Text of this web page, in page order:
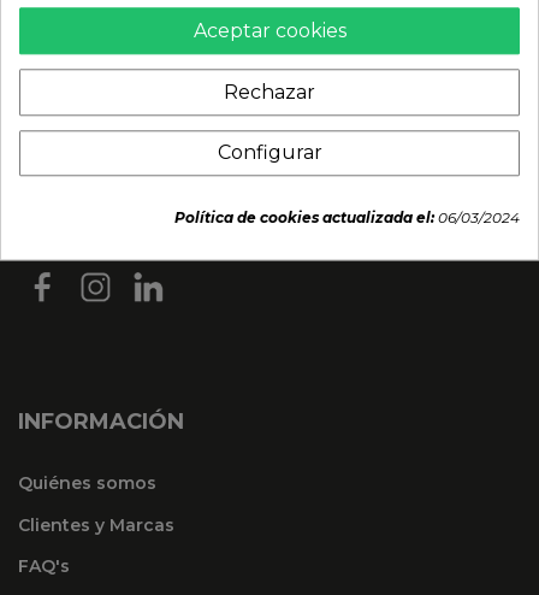
INFORMACIÓN
Quiénes somos
Clientes y Marcas
FAQ's
Aceptar cookies
Rechazar
Configurar
Política de cookies actualizada el:06/03/2024